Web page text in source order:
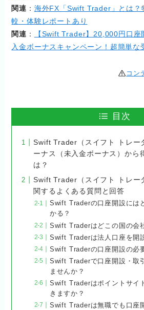
関連 ： 海外FX「Swift Trader」とは？
較・体験レポートあり
関連 ：
【Swift Trader】20,000円口座
入金ボーナスキャンペーン！超簡単な
コン
目次
Swift Trader（スイフト トレー
ーナス（未入金ボーナス）から
は？
Swift Trader（スイフト トレー
関するよくある質問と回答
Swift Traderの口座開設には
かる？
Swift Traderはどこの国の会
Swift Traderは法人口座を開
Swift Traderの口座開設の必
Swift Traderで口座開設・取
ませんか？
Swift Traderはポイントサイ
きますか？
Swift Traderは無職でも口座